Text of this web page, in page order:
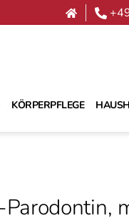
KÖRPERPFLEGE